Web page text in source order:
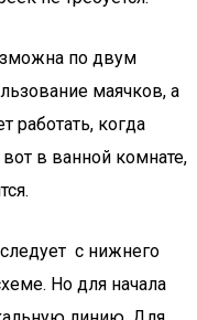
по двум
маячков, а
работать, когда
в ванной комнате,
с нижнего
Но для начала